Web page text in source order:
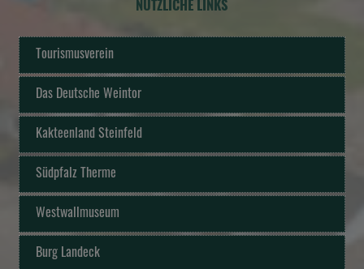
NÜTZLICHE LINKS
Tourismusverein
Das Deutsche Weintor
Kakteenland Steinfeld
Südpfalz Therme
Westwallmuseum
Burg Landeck